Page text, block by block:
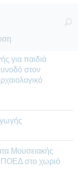
για παιδιά
στον
Μουσειακής
ΠΟΕΔ στο χωριό